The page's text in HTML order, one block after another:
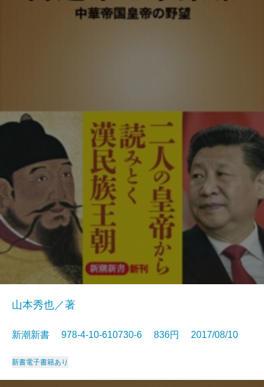
山本秀也／著
新潮新書 978-4-10-610730-6 836円 2017/08/10
新書電子書籍あり